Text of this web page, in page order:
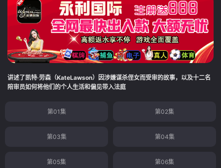
讲述了凯特·劳森（KateLawson）因涉嫌谋杀侄女而受审的故事，以及十二名
陪审员如何将他们的个人生活和偏见带入法庭
第01集 第02集
第03集 第04集
第05集 第06集